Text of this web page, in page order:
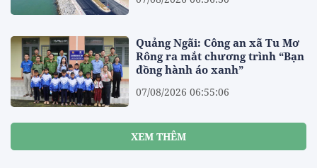
Quảng Ngãi: Công an xã Tu Mơ
Rông ra mắt chương trình “Bạn
đồng hành áo xanh”
07/08/2026 06:55:06
XEM THÊM